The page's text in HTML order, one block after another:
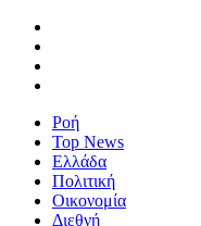
Ροή
Top News
Ελλάδα
Πολιτική
Οικονομία
Διεθνή